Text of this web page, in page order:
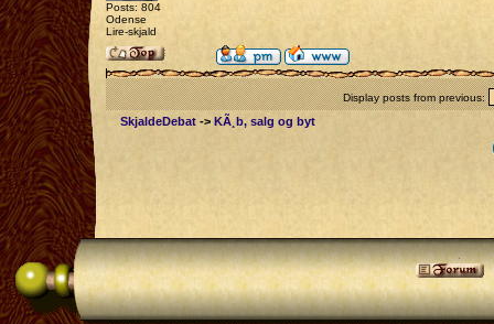
Posts: 804
Odense
Lire-skjald
Display posts from previous:
SkjaldeDebat -> KÃ¸b, salg og byt